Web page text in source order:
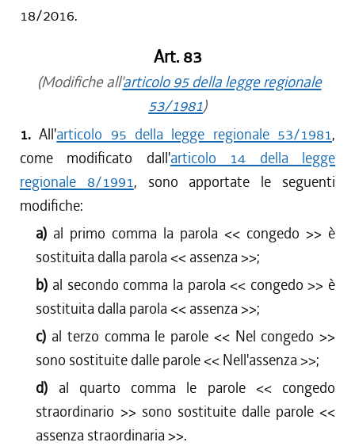
18/2016.
Art. 83
(Modifiche all'articolo 95 della legge regionale
53/1981)
1.All'articolo 95 della legge regionale 53/1981,
come modificato dall'articolo 14 della legge
regionale 8/1991, sono apportate le seguenti
modifiche:
a) al primo comma la parola << congedo >> è
sostituita dalla parola << assenza >>;
b) al secondo comma la parola << congedo >> è
sostituita dalla parola << assenza >>;
c) al terzo comma le parole << Nel congedo >>
sono sostituite dalle parole << Nell'assenza >>;
d) al quarto comma le parole << congedo
straordinario >> sono sostituite dalle parole <<
assenza straordinaria >>.